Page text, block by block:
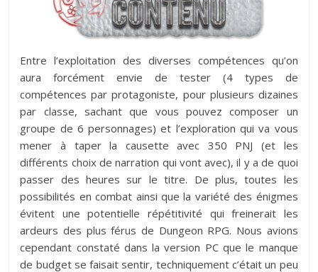
Entre l’exploitation des diverses compétences qu’on
aura forcément envie de tester (4 types de
compétences par protagoniste, pour plusieurs dizaines
par classe, sachant que vous pouvez composer un
groupe de 6 personnages) et l’exploration qui va vous
mener à taper la causette avec 350 PNJ (et les
différents choix de narration qui vont avec), il y a de quoi
passer des heures sur le titre. De plus, toutes les
possibilités en combat ainsi que la variété des énigmes
évitent une potentielle répétitivité qui freinerait les
ardeurs des plus férus de Dungeon RPG. Nous avions
cependant constaté dans la version PC que le manque
de budget se faisait sentir, techniquement c’était un peu